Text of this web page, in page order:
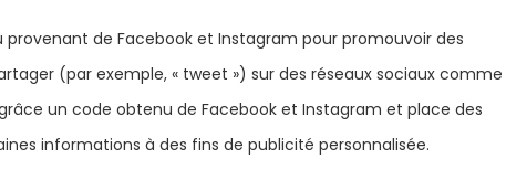
de Facebook et Instagram pour promouvoir des
(par exemple, « tweet ») sur des réseaux sociaux comme
un code obtenu de Facebook et Instagram et place des
informations à des fins de publicité personnalisée.